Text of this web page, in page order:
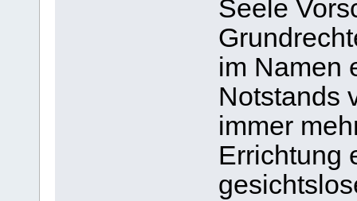
Seele
im Namen
Notstands
immer
Errichtung